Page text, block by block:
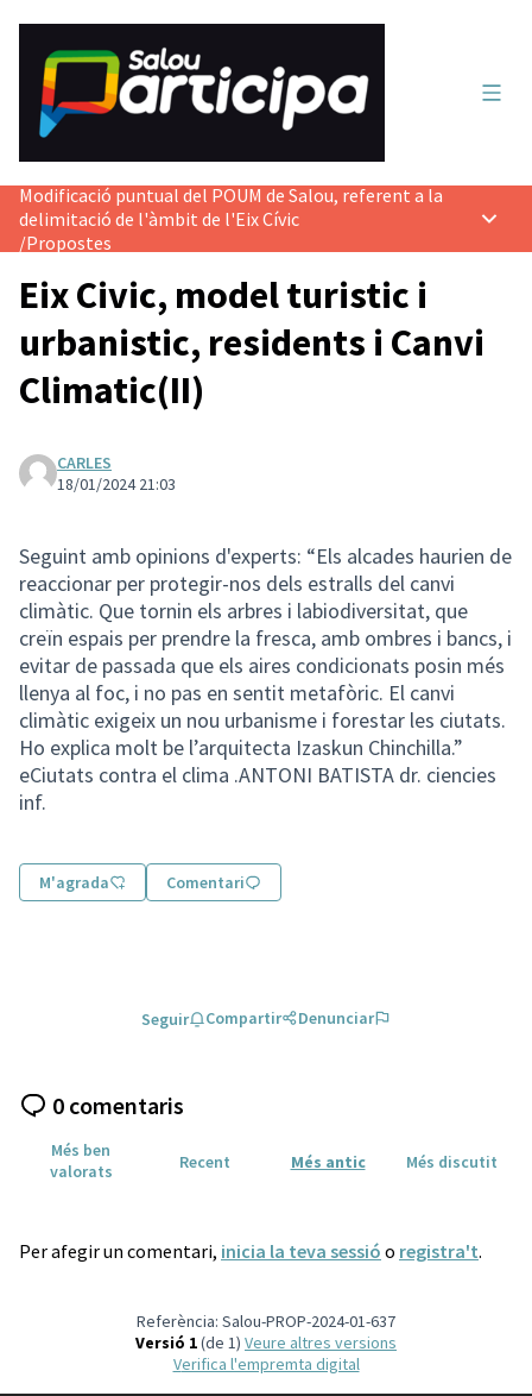
Modificació puntual del POUM de Salou, referent a la
delimitació de l'àmbit de l'Eix Cívic
/Propostes
Eix Civic, model turistic i
urbanistic, residents i Canvi
Climatic(II)
CARLES
18/01/2024 21:03
Seguint amb opinions d'experts: “Els alcades haurien de
reaccionar per protegir-nos dels estralls del canvi
climàtic. Que tornin els arbres i labiodiversitat, que
creïn espais per prendre la fresca, amb ombres i bancs, i
evitar de passada que els aires condicionats posin més
llenya al foc, i no pas en sentit metafòric. El canvi
climàtic exigeix un nou urbanisme i forestar les ciutats.
Ho explica molt be l’arquitecta Izaskun Chinchilla.”
eCiutats contra el clima .ANTONI BATISTA dr. ciencies
inf.
M'agrada Comentari
Seguir Compartir Denunciar
0 comentaris
Més ben
valorats
Recent Més antic Més discutit
Per afegir un comentari, inicia la teva sessió o registra't.
Referència: Salou-PROP-2024-01-637
Versió 1(de 1)
veure altres versions
Verifica l'empremta digital